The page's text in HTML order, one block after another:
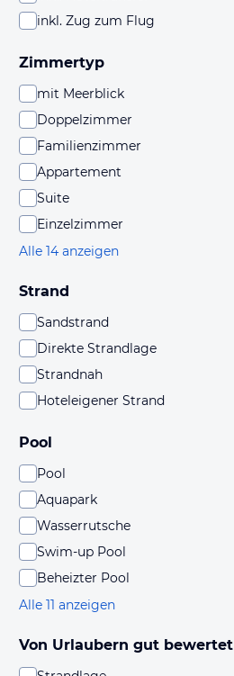
inkl. Zug zum Flug
Zimmertyp
mit Meerblick
Doppelzimmer
Familienzimmer
Appartement
Suite
Einzelzimmer
Alle 14 anzeigen
Strand
Sandstrand
Direkte Strandlage
Strandnah
Hoteleigener Strand
Pool
Pool
Aquapark
Wasserrutsche
Swim-up Pool
Beheizter Pool
Alle 11 anzeigen
Von Urlaubern gut bewertet